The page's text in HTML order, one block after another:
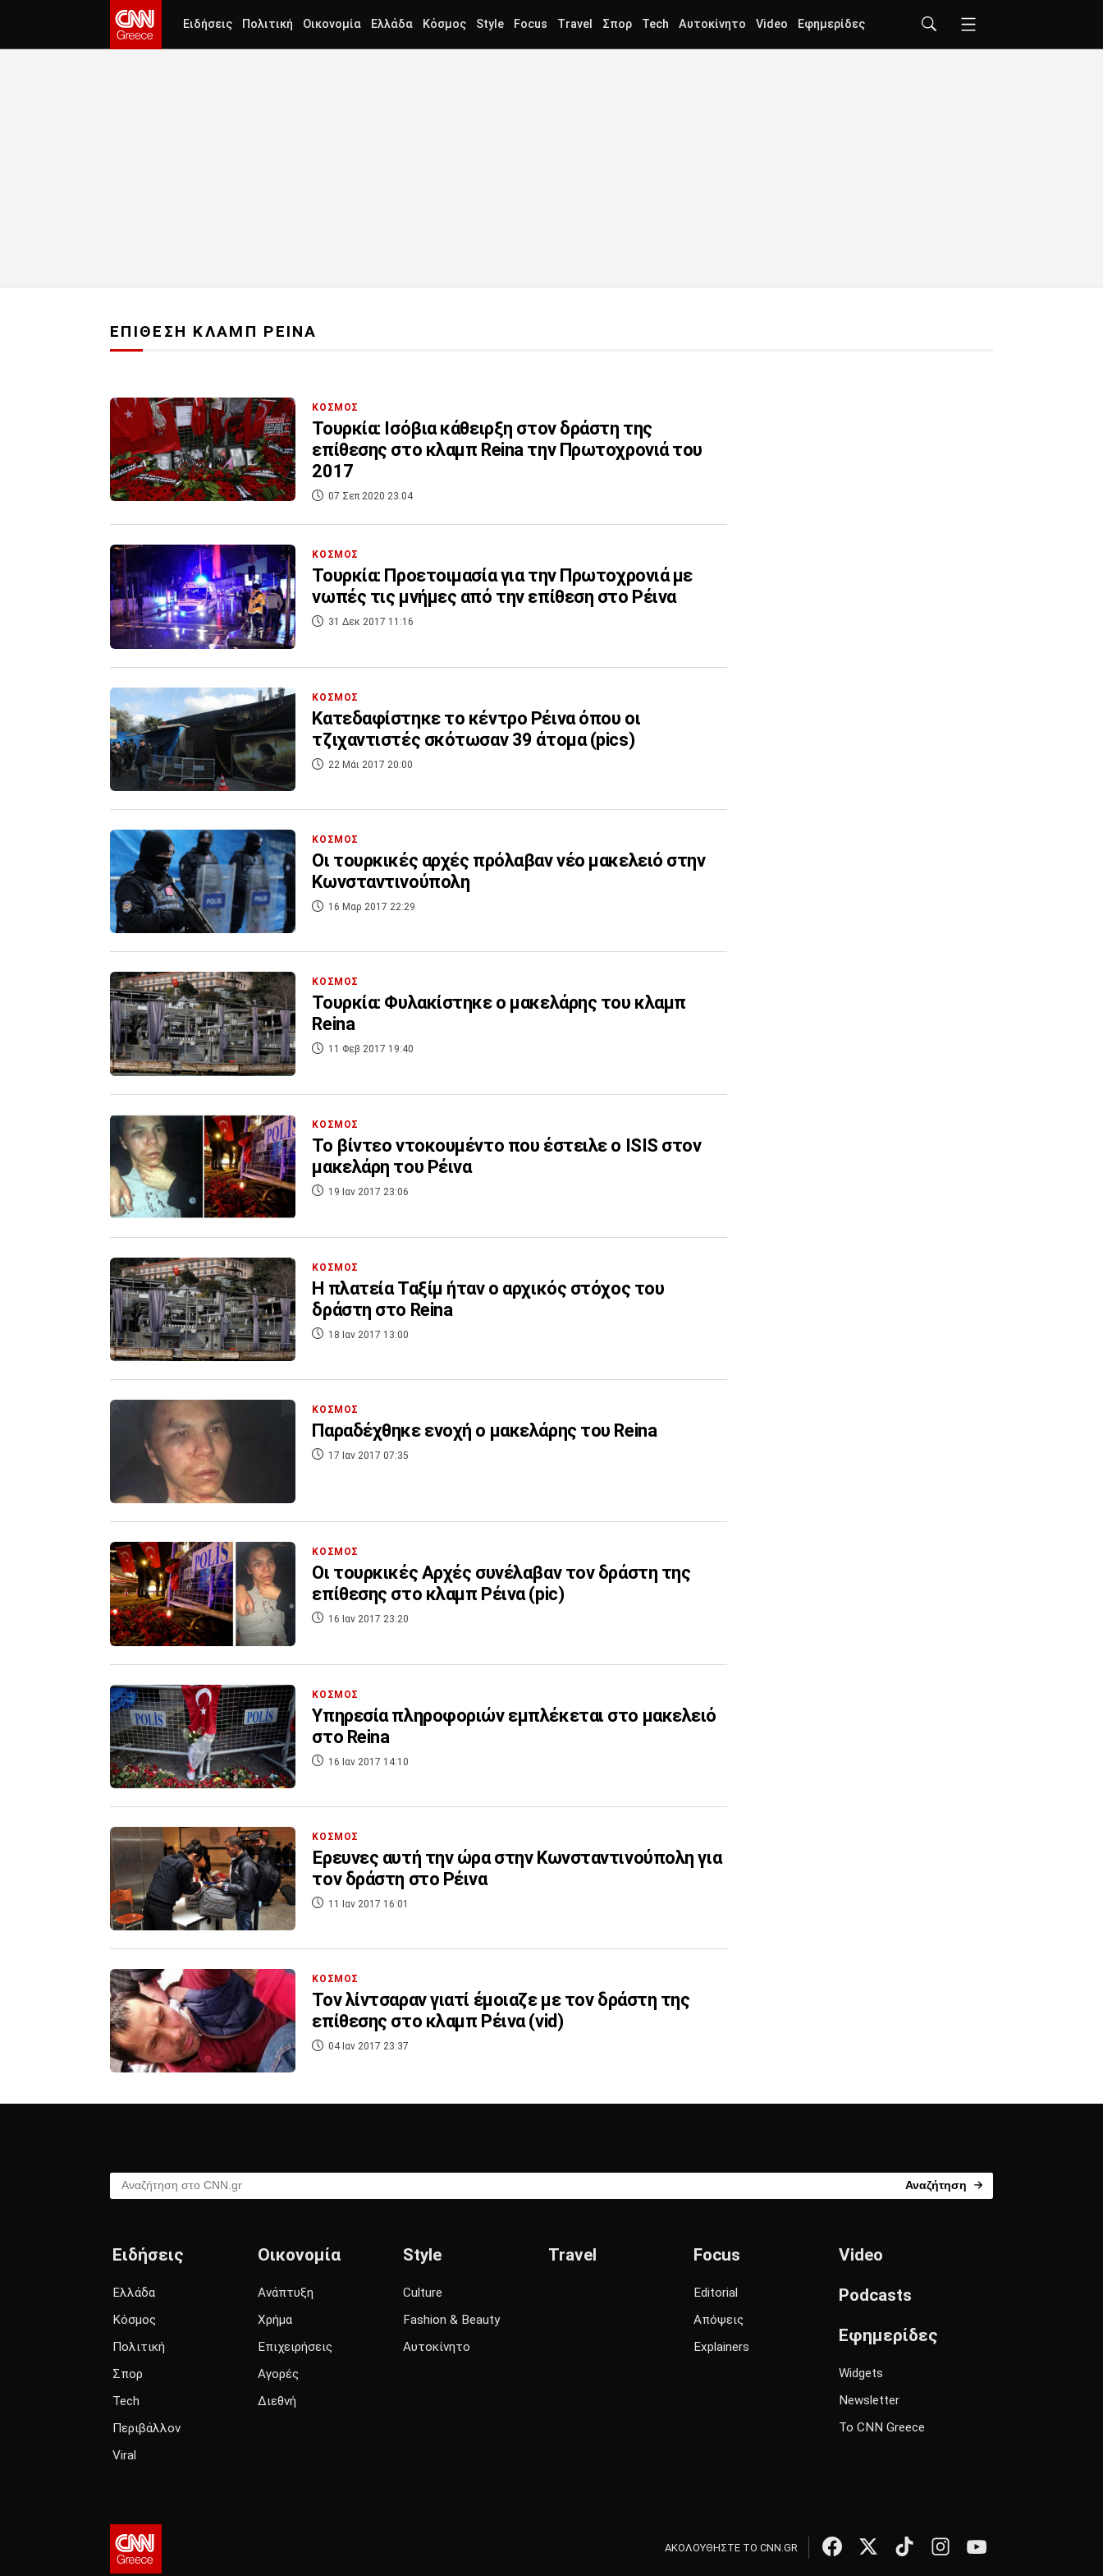
Ειδήσεις Πολιτική Οικονομία Ελλάδα Κόσμος Style Focus Travel Σπορ Tech Αυτοκίνητο Video Εφημερίδες
ΕΠΙΘΕΣΗ ΚΛΑΜΠ ΡΕΙΝΑ
ΚΟΣΜΟΣ
Τουρκία: Ισόβια κάθειρξη στον δράστη της
επίθεσης στο κλαμπ Reina την Πρωτοχρονιά του
2017
07 Σεπ 2020 23:04
ΚΟΣΜΟΣ
Τουρκία: Προετοιμασία για την Πρωτοχρονιά με
νωπές τις μνήμες από την επίθεση στο Ρέινα
31 Δεκ 2017 11:16
ΚΟΣΜΟΣ
Κατεδαφίστηκε το κέντρο Ρέινα όπου οι
τζιχαντιστές σκότωσαν 39 άτομα (pics)
22 Μάι 2017 20:00
ΚΟΣΜΟΣ
Οι τουρκικές αρχές πρόλαβαν νέο μακελειό στην
Κωνσταντινούπολη
16 Μαρ 2017 22:29
ΚΟΣΜΟΣ
Τουρκία: Φυλακίστηκε ο μακελάρης του κλαμπ
Reina
11 Φεβ 2017 19:40
ΚΟΣΜΟΣ
Το βίντεο ντοκουμέντο που έστειλε ο ISIS στον
μακελάρη του Ρέινα
19 Ιαν 2017 23:06
ΚΟΣΜΟΣ
Η πλατεία Ταξίμ ήταν ο αρχικός στόχος του
δράστη στο Reina
18 Ιαν 2017 13:00
ΚΟΣΜΟΣ
Παραδέχθηκε ενοχή ο μακελάρης του Reina
17 Ιαν 2017 07:35
ΚΟΣΜΟΣ
Οι τουρκικές Αρχές συνέλαβαν τον δράστη της
επίθεσης στο κλαμπ Ρέινα (pic)
16 Ιαν 2017 23:20
ΚΟΣΜΟΣ
Υπηρεσία πληροφοριών εμπλέκεται στο μακελειό
στο Reina
16 Ιαν 2017 14:10
ΚΟΣΜΟΣ
Έρευνες αυτή την ώρα στην Κωνσταντινούπολη για
τον δράστη στο Ρέινα
11 Ιαν 2017 16:01
ΚΟΣΜΟΣ
Τον λίντσαραν γιατί έμοιαζε με τον δράστη της
επίθεσης στο κλαμπ Ρέινα (vid)
04 Ιαν 2017 23:37
Αναζήτηση στο CNN.gr Αναζήτηση
Ειδήσεις
Ελλάδα
Κόσμος
Πολιτική
Σπορ
Tech
Περιβάλλον
Viral
Οικονομία
Ανάπτυξη
Χρήμα
Επιχειρήσεις
Αγορές
Διεθνή
Style
Culture
Fashion & Beauty
Αυτοκίνητο
Travel Focus
Editorial
Απόψεις
Explainers
Video
Podcasts
Εφημερίδες
Widgets
Newsletter
Το CNN Greece
ΑΚΟΛΟΥΘΗΣΤΕ ΤΟ CNN.GR